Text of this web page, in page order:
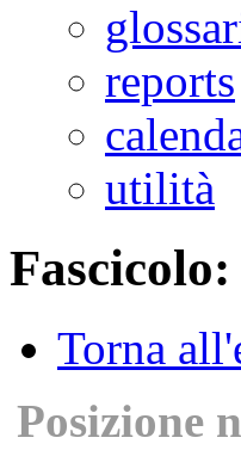
reports
utilità
Torna
Posizione